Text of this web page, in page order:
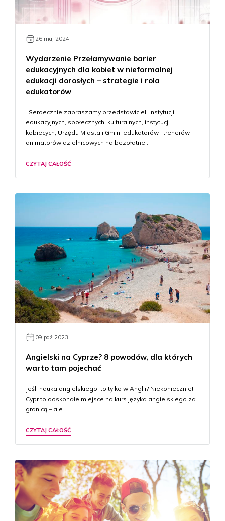
26 maj 2024
Wydarzenie Przełamywanie barier
edukacyjnych dla kobiet w nieformalnej
edukacji dorosłych – strategie i rola
edukatorów
Serdecznie zapraszamy przedstawicieli instytucji
edukacyjnych, społecznych, kulturalnych, instytucji
kobiecych, Urzędu Miasta i Gmin, edukatorów i trenerów,
animatorów dzielnicowych na bezpłatne…
CZYTAJ CAŁOŚĆ
09 paź 2023
Angielski na Cyprze? 8 powodów, dla których
warto tam pojechać
Jeśli nauka angielskiego, to tylko w Anglii? Niekoniecznie!
Cypr to doskonałe miejsce na kurs języka angielskiego za
granicą – ale…
CZYTAJ CAŁOŚĆ